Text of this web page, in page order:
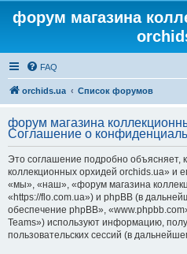
форум магазина
FAQ
orchids.ua Список форумов
форум магазина
Соглашение о
Это соглашение подробно объясняет,
коллекционных орхидей orchids.ua» и
«мы», «наш», «форум магазина
«https://flo.com.ua») и phpBB (в
обеспечение phpBB»,
Teams») используют информацию,
пользовательских сессий (в